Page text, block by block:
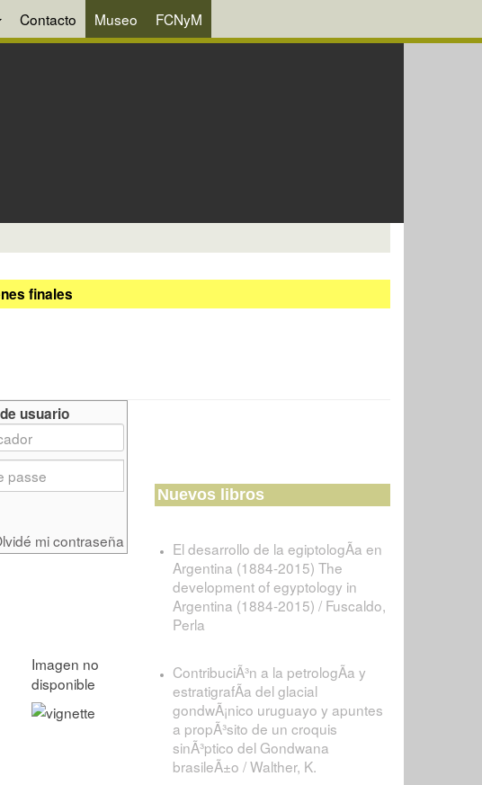
Contacto Museo FCNyM
finales
usuario
mi contraseña
Nuevos libros
El desarrollo de la egiptologÃ­a en
Argentina (1884-2015) The
development of egyptology in
Argentina (1884-2015) / Fuscaldo,
Perla
ContribuciÃ³n a la petrologÃ­a y
estratigrafÃ­a del glacial
gondwÃ¡nico uruguayo y apuntes
a propÃ³sito de un croquis
sinÃ³ptico del Gondwana
brasileÃ±o / Walther, K.